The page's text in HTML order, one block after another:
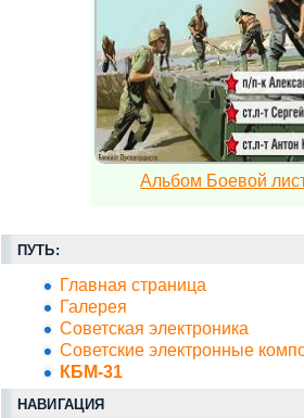
Альбом Боевой
ПУТЬ:
Главная страница
Галерея
Советская электроника
Советские электронные
КБМ-31
НАВИГАЦИЯ